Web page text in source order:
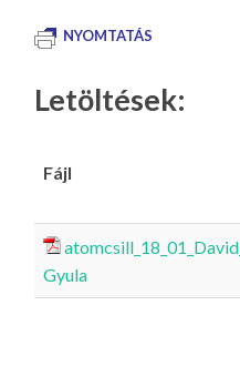
NYOMTATÁS
Letöltések:
Fájl
atomcsill_18_01_David_
Gyula